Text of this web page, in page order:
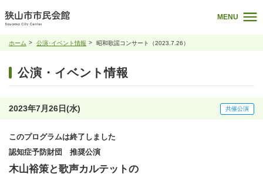
MENU
ホーム 公演･イベント情報 昭和歌謡コンサート（2023.7.26）
公演・イベント情報
2023年7月26日(水) 共催公演
このプログラムは終了しました
認知症予防財団 推奨公演
木山裕策と歌声カルテットの